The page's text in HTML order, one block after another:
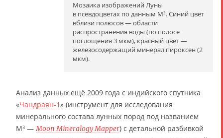
Мозаика изображений Луны
в псевдоцветах по данным M3. Синий цвет
вблизи полюсов — области
распространения воды (по полосе
поглощения 3 мкм), красный цвет —
железосодержащий минерал пироксен (2
мкм).
Анализ данных ещё 2009 года с индийского спутника
«Чандраян-1» (инструмент для исследования
минерального состава лунных пород под названием
M3 —Moon Mineralogy Mapper) с детальной разбивкой